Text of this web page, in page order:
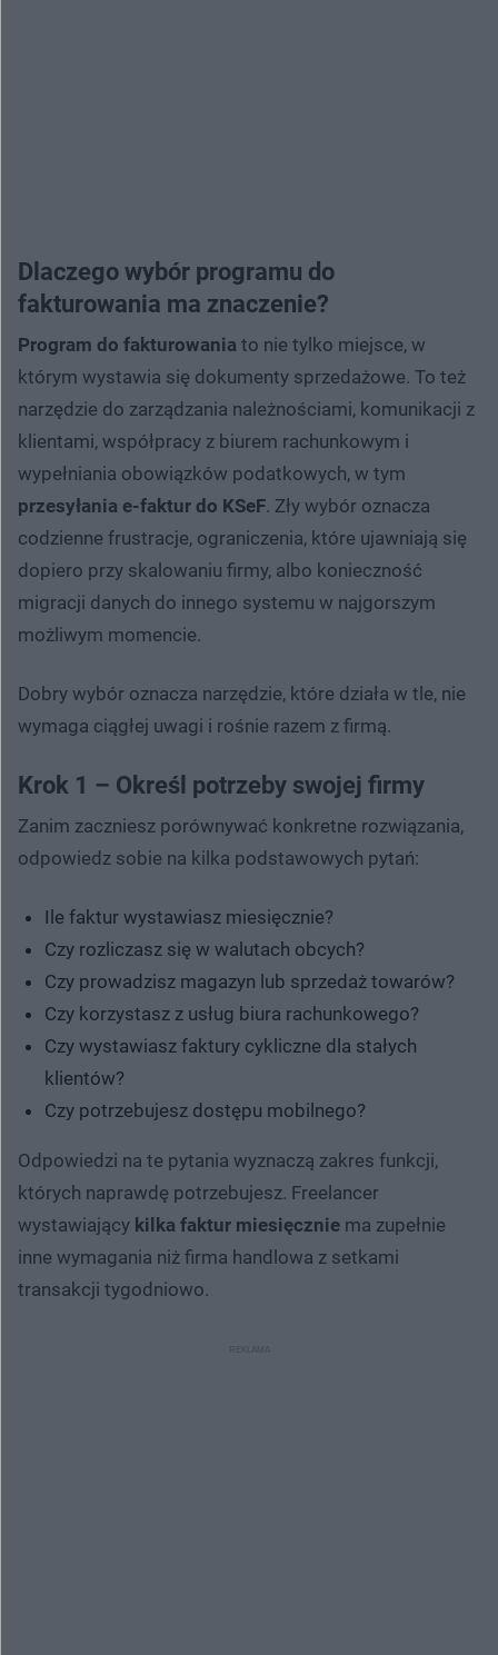
Dlaczego wybór programu do
fakturowania ma znaczenie?
Program do fakturowania to nie tylko miejsce, w
którym wystawia się dokumenty sprzedażowe. To też
narzędzie do zarządzania należnościami, komunikacji z
klientami, współpracy z biurem rachunkowym i
wypełniania obowiązków podatkowych, w tym
przesyłania e-faktur do KSeF. Zły wybór oznacza
codzienne frustracje, ograniczenia, które ujawniają się
dopiero przy skalowaniu firmy, albo konieczność
migracji danych do innego systemu w najgorszym
możliwym momencie.
Dobry wybór oznacza narzędzie, które działa w tle, nie
wymaga ciągłej uwagi i rośnie razem z firmą.
Krok 1 – Określ potrzeby swojej firmy
Zanim zaczniesz porównywać konkretne rozwiązania,
odpowiedz sobie na kilka podstawowych pytań:
Ile faktur wystawiasz miesięcznie?
Czy rozliczasz się w walutach obcych?
Czy prowadzisz magazyn lub sprzedaż towarów?
Czy korzystasz z usług biura rachunkowego?
Czy wystawiasz faktury cykliczne dla stałych
klientów?
Czy potrzebujesz dostępu mobilnego?
Odpowiedzi na te pytania wyznaczą zakres funkcji,
których naprawdę potrzebujesz. Freelancer
wystawiający kilka faktur miesięcznie ma zupełnie
inne wymagania niż firma handlowa z setkami
transakcji tygodniowo.